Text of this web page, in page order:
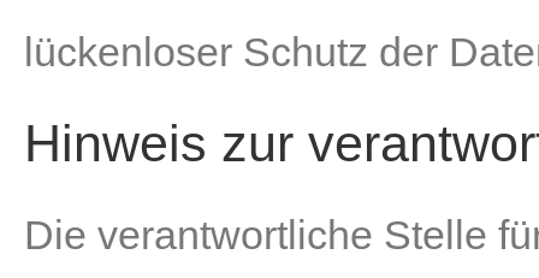
lückenloser Schutz der
Hinweis zur
Die verantwortliche Stelle